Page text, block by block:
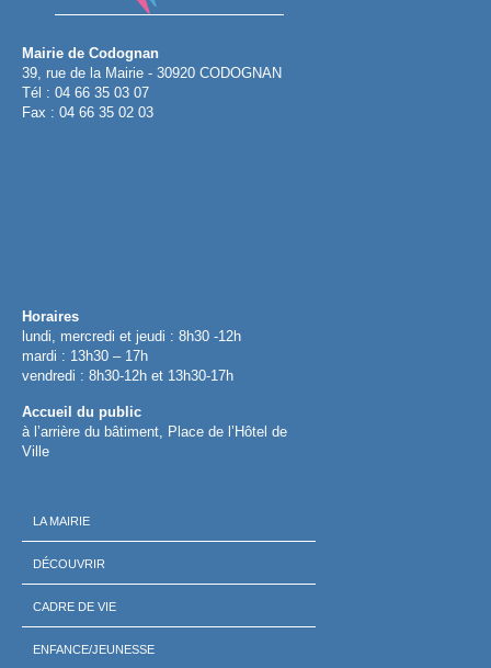
Mairie de Codognan
39, rue de la Mairie - 30920 CODOGNAN
Tél : 04 66 35 03 07
Fax : 04 66 35 02 03
Horaires
lundi, mercredi et jeudi : 8h30 -12h
mardi : 13h30 – 17h
vendredi : 8h30-12h et 13h30-17h
Accueil du public
à l’arrière du bâtiment, Place de l’Hôtel de
Ville
LA MAIRIE
DÉCOUVRIR
CADRE DE VIE
ENFANCE/JEUNESSE